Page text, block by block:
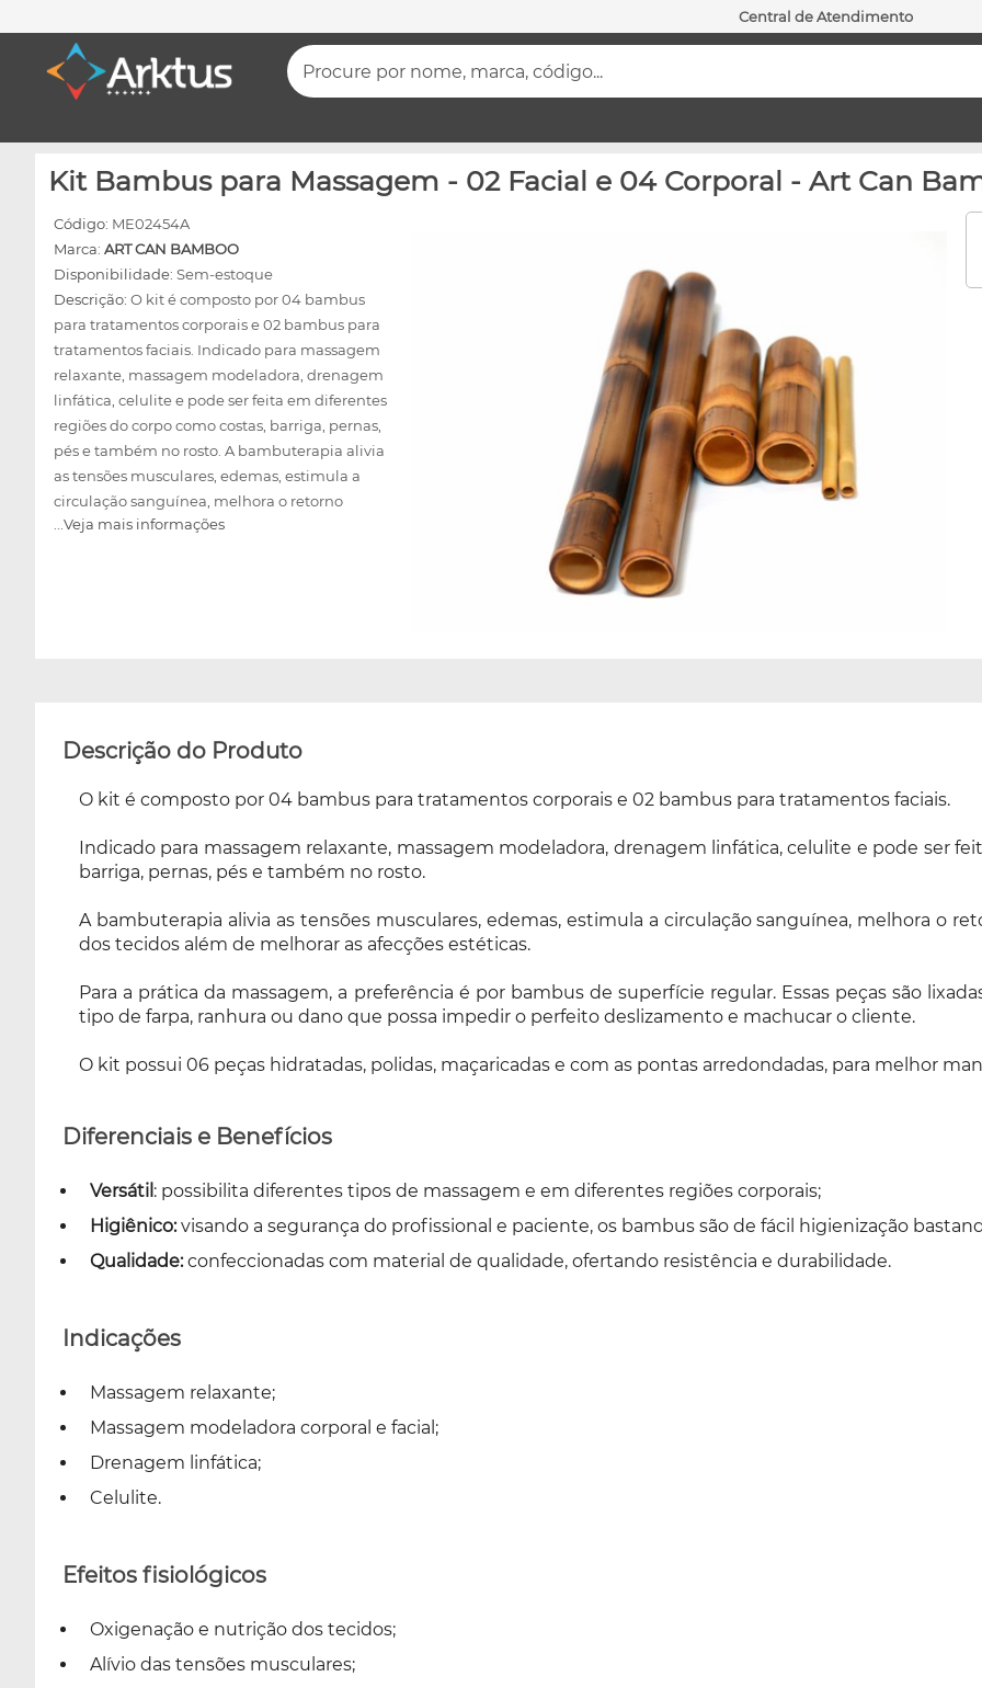
Central de Atendimento
Procure por nome, marca, código...
Kit Bambus para Massagem - 02 Facial e 04 Corporal - Art Can
Código: ME02454A
Marca: ART CAN BAMBOO
Disponibilidade: Sem-estoque
Descrição: O kit é composto por 04 bambus
para tratamentos corporais e 02 bambus para
tratamentos faciais. Indicado para massagem
relaxante, massagem modeladora, drenagem
linfática, celulite e pode ser feita em diferentes
regiões do corpo como costas, barriga, pernas,
pés e também no rosto. A bambuterapia alivia
as tensões musculares, edemas, estimula a
circulação sanguínea, melhora o retorno
venoso, aumenta a oxigenação e nutrição dos
polidas, maçaricadas e com as pontas
aplicação ao cliente.
...Veja mais informações
Descrição do Produto
O kit é composto por 04 bambus para tratamentos corporais e 02 bambus para tratamentos faciais.
Indicado para massagem relaxante, massagem modeladora, drenagem linfática, celulite e pode ser
barriga, pernas, pés e também no rosto.
A bambuterapia alivia as tensões musculares, edemas, estimula a circulação sanguínea, melhora o
dos tecidos além de melhorar as afecções estéticas.
Para a prática da massagem, a preferência é por bambus de superfície regular. Essas peças são
tipo de farpa, ranhura ou dano que possa impedir o perfeito deslizamento e machucar o cliente.
O kit possui 06 peças hidratadas, polidas, maçaricadas e com as pontas arredondadas, para melhor
Diferenciais e Benefícios
Versátil : possibilita diferentes tipos de massagem e em diferentes regiões corporais;
Higiênico:visando a segurança do profissional e paciente, os bambus são de fácil higienização
Qualidade:confeccionadas com material de qualidade, ofertando resistência e durabilidade.
Indicações
Massagem relaxante;
Massagem modeladora corporal e facial;
Drenagem linfática;
Celulite.
Efeitos fisiológicos
Oxigenação e nutrição dos tecidos;
Alívio das tensões musculares;